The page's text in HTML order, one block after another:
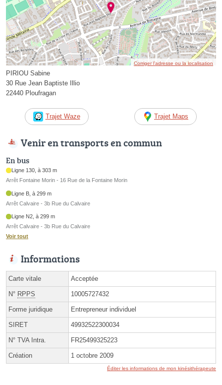
Corriger l’adresse ou la localisation
PIRIOU Sabine
30 Rue Jean Baptiste Illio
22440 Ploufragan
Trajet Waze Trajet Maps
Venir en transports en commun
En bus
Ligne 130, à 303 m
Arrêt Fontaine Morin - 16 Rue de la Fontaine Morin
Ligne B, à 299 m
Arrêt Calvaire - 3b Rue du Calvaire
Ligne N2, à 299 m
Arrêt Calvaire - 3b Rue du Calvaire
Voir tout
Informations
Carte vitale Acceptée
N° RPPS 10005727432
Forme juridique Entrepreneur individuel
SIRET 49932522300034
N° TVA Intra. FR25499325223
Création 1 octobre 2009
Éditer les informations de mon kinésithérapeute